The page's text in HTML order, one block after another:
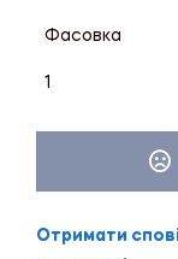
Фасовка
1
Отримати